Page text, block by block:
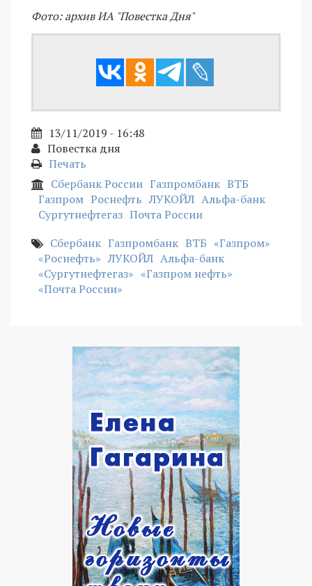
Фото: архив ИА "Повестка Дня"
13/11/2019 - 16:48
Повестка дня
Печать
Сбербанк России Газпромбанк ВТБ
Газпром Роснефть ЛУКОЙЛ Альфа-банк
Сургутнефтегаз Почта России
Сбербанк Газпромбанк ВТБ «Газпром»
«Роснефть» ЛУКОЙЛ Альфа-банк
«Сургутнефтегаз» «Газпром нефть»
«Почта России»